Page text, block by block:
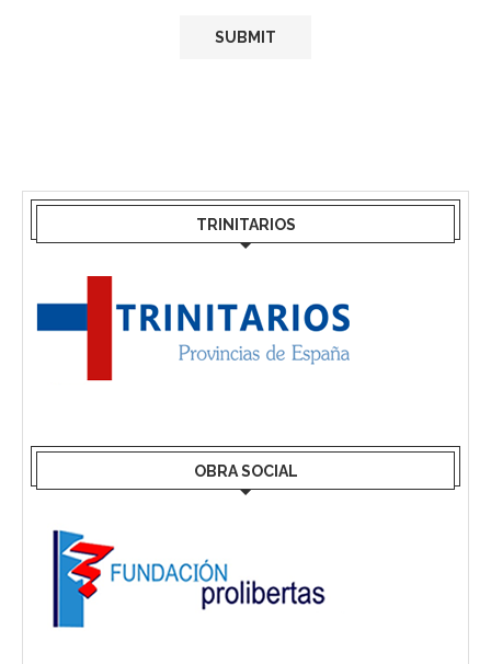
TRINITARIOS
OBRA SOCIAL